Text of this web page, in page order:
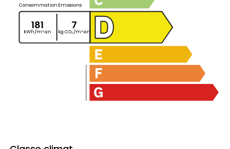
Consommation
181
kWh/m².an
Emissions
7
kg CO₂/m².an